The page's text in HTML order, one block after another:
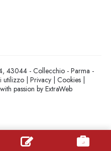
43044 - Collecchio - Parma -
utilizzo| Privacy| Cookies|
passion byExtraWeb